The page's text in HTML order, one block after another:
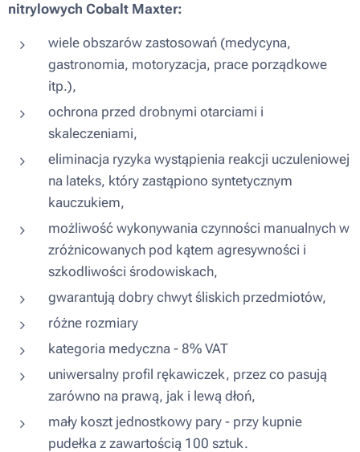
nitrylowych Cobalt Maxter:
wiele obszarów zastosowań (medycyna,
gastronomia, motoryzacja, prace porządkowe
itp.),
ochrona przed drobnymi otarciami i
skaleczeniami,
eliminacja ryzyka wystąpienia reakcji uczuleniowej
na lateks, który zastąpiono syntetycznym
kauczukiem,
możliwość wykonywania czynności manualnych w
zróżnicowanych pod kątem agresywności i
szkodliwości środowiskach,
gwarantują dobry chwyt śliskich przedmiotów,
różne rozmiary
kategoria medyczna - 8% VAT
uniwersalny profil rękawiczek, przez co pasują
zarówno na prawą, jak i lewą dłoń,
mały koszt jednostkowy pary - przy kupnie
pudełka z zawartością 100 sztuk.